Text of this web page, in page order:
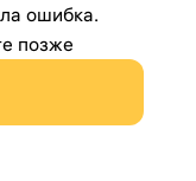
ошибка.
позже